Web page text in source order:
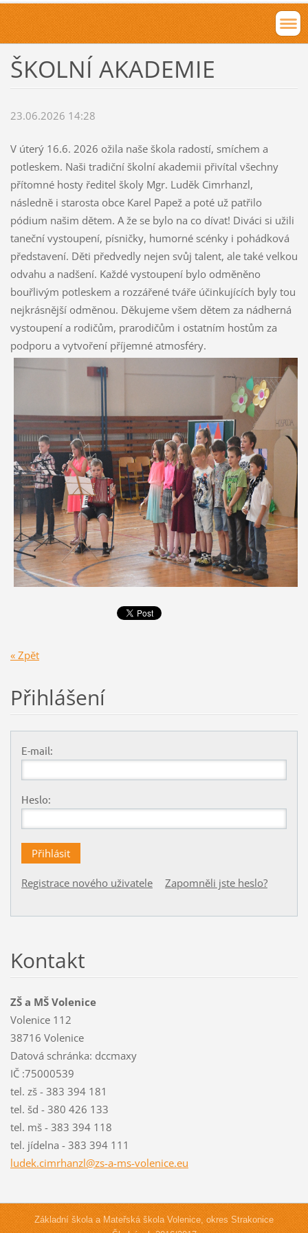
ŠKOLNÍ AKADEMIE
23.06.2026 14:28
V úterý 16.6. 2026 ožila naše škola radostí, smíchem a
potleskem. Naši tradiční školní akademii přivítal všechny
přítomné hosty ředitel školy Mgr. Luděk Cimrhanzl,
následně i starosta obce Karel Papež a poté už patřilo
pódium našim dětem. A že se bylo na co dívat! Diváci si užili
taneční vystoupení, písničky, humorné scénky i pohádková
představení. Děti předvedly nejen svůj talent, ale také velkou
odvahu a nadšení. Každé vystoupení bylo odměněno
bouřlivým potleskem a rozzářené tváře účinkujících byly tou
nejkrásnější odměnou. Děkujeme všem dětem za nádherná
vystoupení a rodičům, prarodičům i ostatním hostům za
podporu a vytvoření příjemné atmosféry.
« Zpět
Přihlášení
E-mail:
Heslo:
Registrace nového uživatele Zapomněli jste heslo?
Kontakt
ZŠ a MŠ Volenice
Volenice 112
38716 Volenice
Datová schránka: dccmaxy
IČ :75000539
tel. zš - 383 394 181
tel. šd - 380 426 133
tel. mš - 383 394 118
tel. jídelna - 383 394 111
ludek.cimrhanzl@zs-a-ms-volenice.eu
Základní škola a Mateřská škola Volenice, okres Strakonice